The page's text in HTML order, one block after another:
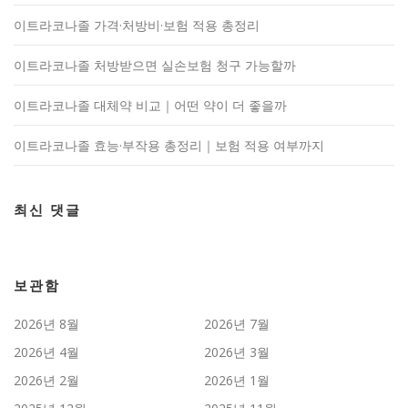
이트라코나졸 가격·처방비·보험 적용 총정리
이트라코나졸 처방받으면 실손보험 청구 가능할까
이트라코나졸 대체약 비교｜어떤 약이 더 좋을까
이트라코나졸 효능·부작용 총정리｜보험 적용 여부까지
최신 댓글
보관함
2026년 8월
2026년 7월
2026년 4월
2026년 3월
2026년 2월
2026년 1월